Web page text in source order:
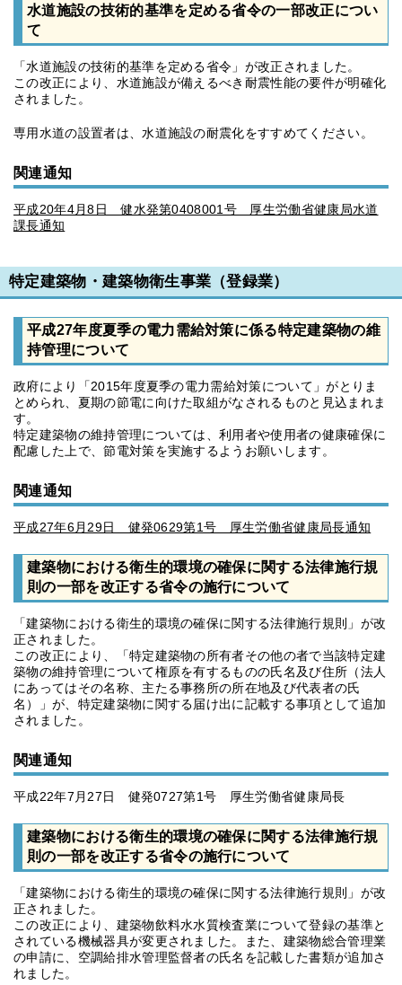
水道施設の技術的基準を定める省令の一部改正につい
て
「水道施設の技術的基準を定める省令」が改正されました。
この改正により、水道施設が備えるべき耐震性能の要件が明確化
されました。
専用水道の設置者は、水道施設の耐震化をすすめてください。
関連通知
平成20年4月8日 健水発第0408001号 厚生労働省健康局水道
課長通知
特定建築物・建築物衛生事業（登録業）
平成27年度夏季の電力需給対策に係る特定建築物の維
持管理について
政府により「2015年度夏季の電力需給対策について」がとりま
とめられ、夏期の節電に向けた取組がなされるものと見込まれま
す。
特定建築物の維持管理については、利用者や使用者の健康確保に
配慮した上で、節電対策を実施するようお願いします。
関連通知
平成27年6月29日 健発0629第1号 厚生労働省健康局長通知
建築物における衛生的環境の確保に関する法律施行規
則の一部を改正する省令の施行について
「建築物における衛生的環境の確保に関する法律施行規則」が改
正されました。
この改正により、「特定建築物の所有者その他の者で当該特定建
築物の維持管理について権原を有するものの氏名及び住所（法人
にあってはその名称、主たる事務所の所在地及び代表者の氏
名）」が、特定建築物に関する届け出に記載する事項として追加
されました。
関連通知
平成22年7月27日 健発0727第1号 厚生労働省健康局長
建築物における衛生的環境の確保に関する法律施行規
則の一部を改正する省令の施行について
「建築物における衛生的環境の確保に関する法律施行規則」が改
正されました。
この改正により、建築物飲料水水質検査業について登録の基準と
されている機械器具が変更されました。また、建築物総合管理業
の申請に、空調給排水管理監督者の氏名を記載した書類が追加さ
れました。